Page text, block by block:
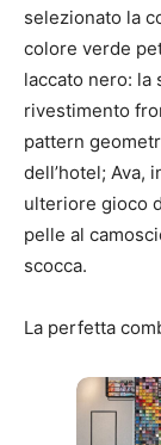
selezionato la
colore verde
laccato nero: la
rivestimento
pattern
dell’hotel; Ava,
ulteriore gioco
pelle al
scocca.
La perfetta